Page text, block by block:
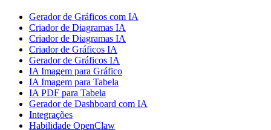
Gerador de Gráficos com IA
Criador de Diagramas IA
Criador de Diagramas IA
Criador de Gráficos IA
Gerador de Gráficos IA
IA Imagem para Gráfico
IA Imagem para Tabela
IA PDF para Tabela
Gerador de Dashboard com IA
Integrações
Habilidade OpenClaw